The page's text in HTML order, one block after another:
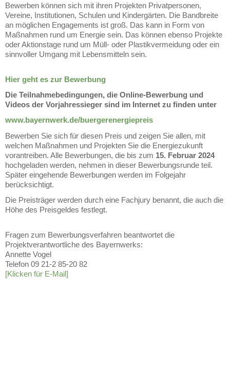
Bewerben können sich mit ihren Projekten Privatpersonen,
Vereine, Institutionen, Schulen und Kindergärten. Die Bandbreite
an möglichen Engagements ist groß. Das kann in Form von
Maßnahmen rund um Energie sein. Das können ebenso Projekte
oder Aktionstage rund um Müll- oder Plastikvermeidung oder ein
sinnvoller Umgang mit Lebensmitteln sein.
Hier geht es zur Bewerbung
Die Teilnahmebedingungen, die Online-Bewerbung und
Videos der Vorjahressieger sind im Internet zu finden unter
www.bayernwerk.de/buergerenergiepreis
Bewerben Sie sich für diesen Preis und zeigen Sie allen, mit
welchen Maßnahmen und Projekten Sie die Energiezukunft
vorantreiben. Alle Bewerbungen, die bis zum 15. Februar 2024
hochgeladen werden, nehmen in dieser Bewerbungsrunde teil.
Später eingehende Bewerbungen werden im Folgejahr
berücksichtigt.
Die Preisträger werden durch eine Fachjury benannt, die auch die
Höhe des Preisgeldes festlegt.
Fragen zum Bewerbungsverfahren beantwortet die
Projektverantwortliche des Bayernwerks:
Annette Vogel
Telefon 09 21-2 85-20 82
[Klicken für E-Mail]